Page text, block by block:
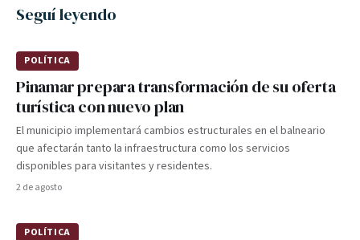
Seguí leyendo
POLÍTICA
Pinamar prepara transformación de su oferta
turística con nuevo plan
El municipio implementará cambios estructurales en el balneario
que afectarán tanto la infraestructura como los servicios
disponibles para visitantes y residentes.
2 de agosto
POLÍTICA